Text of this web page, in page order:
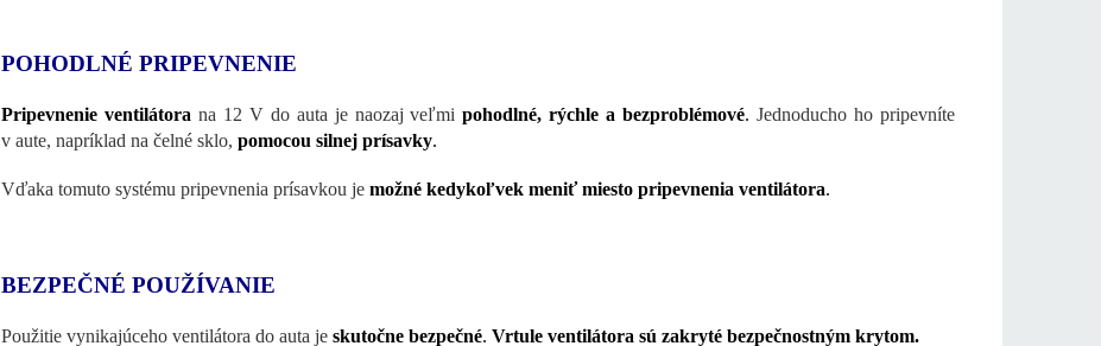
POHODLNÉ PRIPEVNENIE
Pripevnenie ventilátora na 12 V do auta je naozaj veľmipohodlné, rýchle a bezproblémové. Jednoducho ho pripevníte
v aute, napríklad na čelné sklo, pomocou silnej prísavky.
Vďaka tomuto systému pripevnenia prísavkou je možné kedykoľvek meniť miesto pripevnenia ventilátora.
BEZPEČNÉ POUŽÍVANIE
Použitie vynikajúceho ventilátora do auta je skutočne bezpečné. Vrtule ventilátora sú zakryté bezpečnostným krytom.